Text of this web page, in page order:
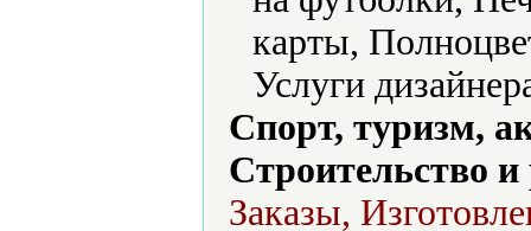
карты,
Услуги
Спорт, туризм,
Строительство
Заказы,